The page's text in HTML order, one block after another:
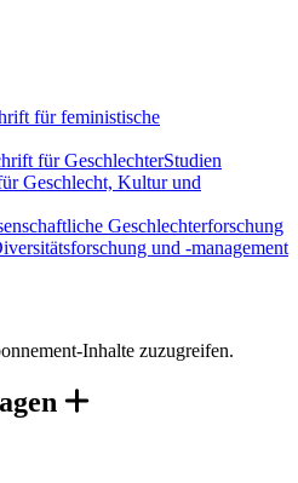
für feministische
für GeschlechterStudien
Geschlecht, Kultur und
Geschlechterforschung
und -management
Inhalte zuzugreifen.